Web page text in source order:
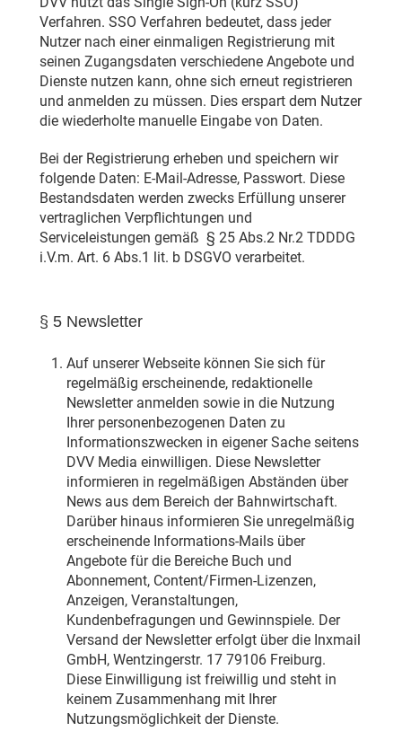
Verfahren. SSO Verfahren bedeutet, dass jeder
Nutzer nach einer einmaligen Registrierung mit
seinen Zugangsdaten verschiedene Angebote und
Dienste nutzen kann, ohne sich erneut registrieren
und anmelden zu müssen. Dies erspart dem Nutzer
die wiederholte manuelle Eingabe von Daten.
Bei der Registrierung erheben und speichern wir
folgende Daten: E-Mail-Adresse, Passwort. Diese
Bestandsdaten werden zwecks Erfüllung unserer
vertraglichen Verpflichtungen und
Serviceleistungen gemäß § 25 Abs.2 Nr.2 TDDDG
i.V.m. Art. 6 Abs.1 lit. b DSGVO verarbeitet.
§ 5 Newsletter
Auf unserer Webseite können Sie sich für
regelmäßig erscheinende, redaktionelle
Newsletter anmelden sowie in die Nutzung
Ihrer personenbezogenen Daten zu
Informationszwecken in eigener Sache seitens
DVV Media einwilligen. Diese Newsletter
informieren in regelmäßigen Abständen über
News aus dem Bereich der Bahnwirtschaft.
Darüber hinaus informieren Sie unregelmäßig
erscheinende Informations-Mails über
Angebote für die Bereiche Buch und
Abonnement, Content/Firmen-Lizenzen,
Anzeigen, Veranstaltungen,
Kundenbefragungen und Gewinnspiele. Der
Versand der Newsletter erfolgt über die Inxmail
GmbH, Wentzingerstr. 17 79106 Freiburg.
Diese Einwilligung ist freiwillig und steht in
keinem Zusammenhang mit Ihrer
Nutzungsmöglichkeit der Dienste.